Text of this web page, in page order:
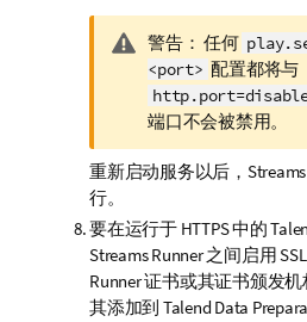
信
息
注
释
警告： 任何
<port> 配置都将与
端口不会被禁用。
重新启动服务以后，
行。
要在运行于 HTTPS 中的
Streams Runner之间启用
Runner证书或其证书颁发
其添加到 Talend Data